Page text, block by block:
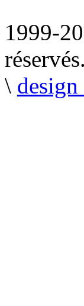
1999-
\